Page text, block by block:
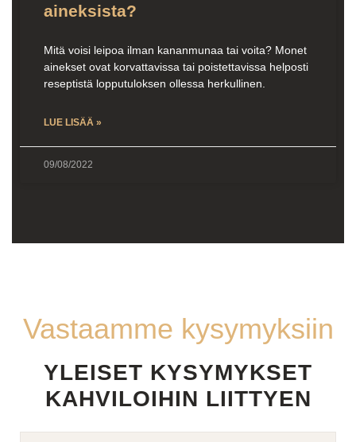
aineksista?
Mitä voisi leipoa ilman kananmunaa tai voita? Monet
ainekset ovat korvattavissa tai poistettavissa helposti
reseptistä lopputuloksen ollessa herkullinen.
LUE LISÄÄ »
09/08/2022
Vastaamme kysymyksiin
YLEISET KYSYMYKSET
KAHVILOIHIN LIITTYEN